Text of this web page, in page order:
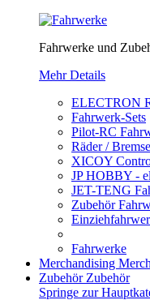
Fahrwerke und
Mehr Details
ELECTRON
Fahrwerk-Sets
Pilot-RC
Räder /
XICOY
JP HOBBY -
JET-TENG
Zubehör
Fahrwerke
Merchandising
Zubehör Zubehör
Springe zur